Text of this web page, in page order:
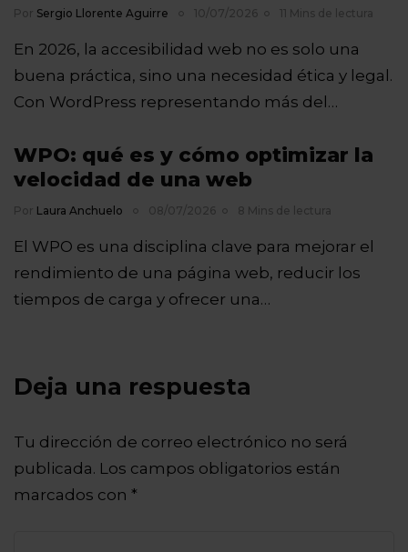
Por Sergio Llorente Aguirre 10/07/2026 11 Mins de lectura
En 2026, la accesibilidad web no es solo una
buena práctica, sino una necesidad ética y legal.
Con WordPress representando más del…
WPO: qué es y cómo optimizar la
velocidad de una web
Por Laura Anchuelo 08/07/2026 8 Mins de lectura
El WPO es una disciplina clave para mejorar el
rendimiento de una página web, reducir los
tiempos de carga y ofrecer una…
Deja una respuesta
Tu dirección de correo electrónico no será
publicada. Los campos obligatorios están
marcados con *